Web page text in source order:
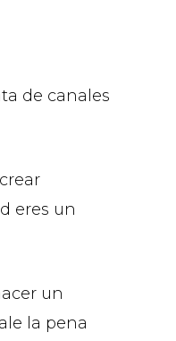
de canales
eres un
un
la pena